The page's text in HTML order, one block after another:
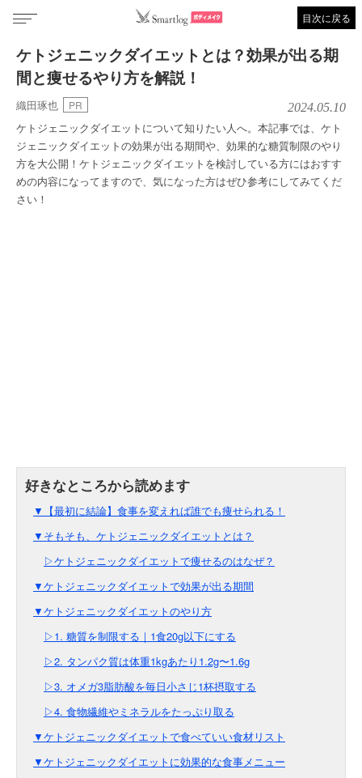
目次に戻る
ケトジェニックダイエットとは？効果が出る期
間と痩せるやり方を解説！
織田琢也 PR 2024.05.10
ケトジェニックダイエットについて知りたい人へ。本記事では、ケト
ジェニックダイエットの効果が出る期間や、効果的な糖質制限のやり
方を大公開！ケトジェニックダイエットを検討している方にはおすす
めの内容になってますので、気になった方はぜひ参考にしてみてくだ
さい！
▼【最初に結論】食事を変えれば誰でも痩せられる！
▼そもそも、ケトジェニックダイエットとは？
▷ケトジェニックダイエットで痩せるのはなぜ？
▼ケトジェニックダイエットで効果が出る期間
▼ケトジェニックダイエットのやり方
▷1. 糖質を制限する｜1食20g以下にする
▷2. タンパク質は体重1kgあたり1.2g〜1.6g
▷3. オメガ3脂肪酸を毎日小さじ1杯摂取する
▷4. 食物繊維やミネラルをたっぷり取る
▼ケトジェニックダイエットで食べていい食材リスト
▼ケトジェニックダイエットに効果的な食事メニュー